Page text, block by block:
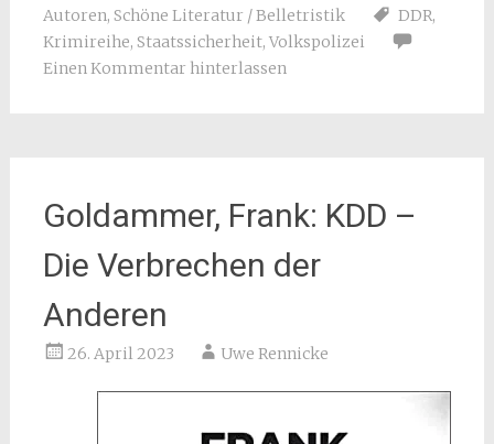
Autoren, Schöne Literatur / Belletristik DDR,
Krimireihe, Staatssicherheit, Volkspolizei
Einen Kommentar hinterlassen
Goldammer, Frank: KDD –
Die Verbrechen der
Anderen
26. April 2023 Uwe Rennicke